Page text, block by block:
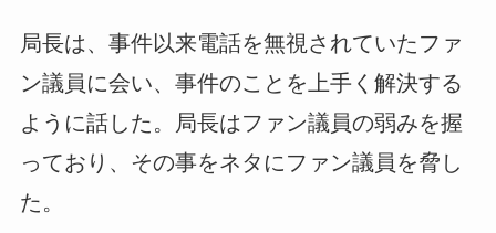
局長は、事件以来電話を無視されていたファ
ン議員に会い、事件のことを上手く解決する
ように話した。局長はファン議員の弱みを握
っており、その事をネタにファン議員を脅し
た。